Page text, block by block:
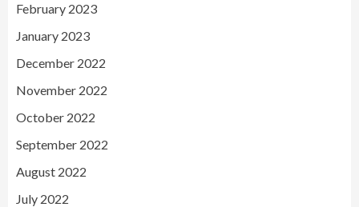
February 2023
January 2023
December 2022
November 2022
October 2022
September 2022
August 2022
July 2022